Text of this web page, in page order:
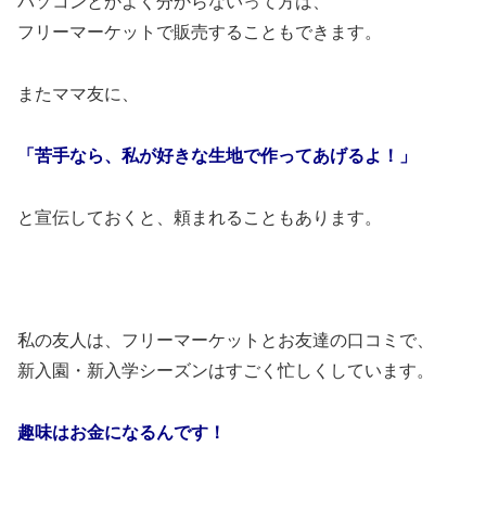
フリーマーケットで販売することもできます。
またママ友に、
「苦手なら、私が好きな生地で作ってあげるよ！」
と宣伝しておくと、頼まれることもあります。
私の友人は、フリーマーケットとお友達の口コミで、
新入園・新入学シーズンはすごく忙しくしています。
趣味はお金になるんです！